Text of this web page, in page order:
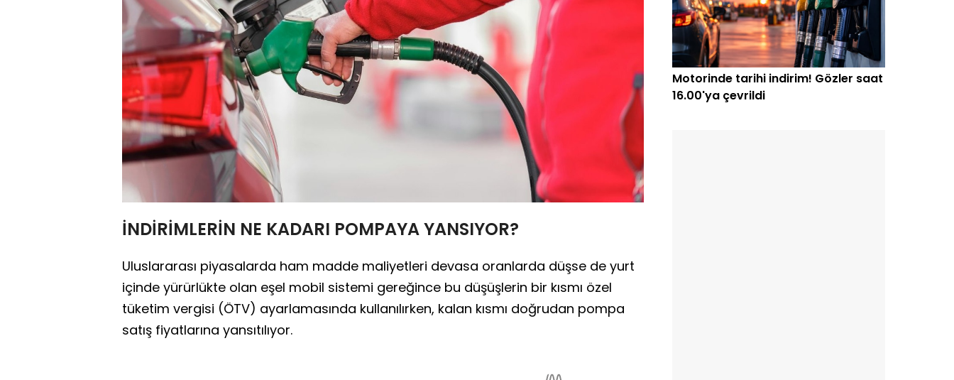
İNDİRİMLERİN NE KADARI POMPAYA YANSIYOR?
Uluslararası piyasalarda ham madde maliyetleri devasa oranlarda düşse de yurt
içinde yürürlükte olan eşel mobil sistemi gereğince bu düşüşlerin bir kısmı özel
tüketim vergisi (ÖTV) ayarlamasında kullanılırken, kalan kısmı doğrudan pompa
satış fiyatlarına yansıtılıyor.
Motorinde tarihi indirim! Gözler saat
16.00'ya çevrildi